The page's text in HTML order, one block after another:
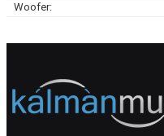
Woofer: